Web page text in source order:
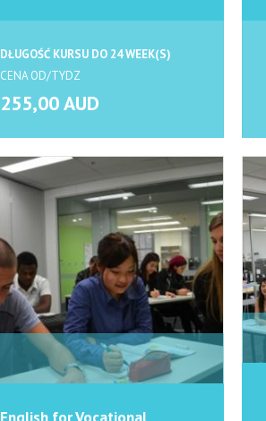
DŁUGOŚĆ KURSU DO 24 WEEK(S)
CENA OD/TYDZ
255,00 AUD